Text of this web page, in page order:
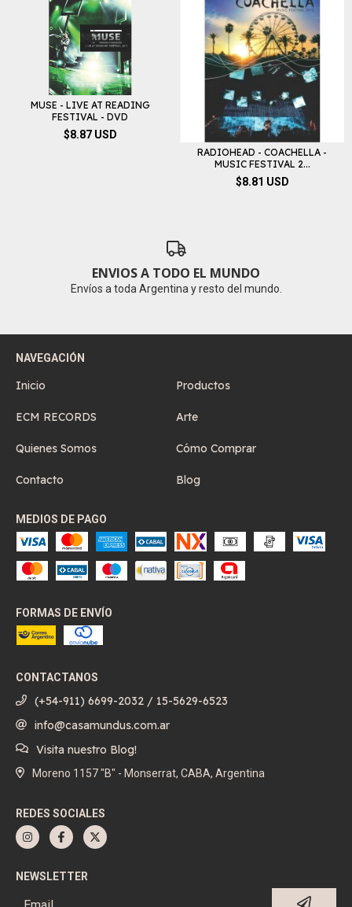
MUSE - LIVE AT READING
FESTIVAL - DVD
$8.87 USD
RADIOHEAD - COACHELLA -
MUSIC FESTIVAL 2...
$8.81 USD
ENVIOS A TODO EL MUNDO
Envíos a toda Argentina y resto del mundo.
NAVEGACIÓN
Inicio Productos
ECM RECORDS Arte
Quienes Somos Cómo Comprar
Contacto Blog
MEDIOS DE PAGO
FORMAS DE ENVÍO
CONTACTANOS
(+54-911) 6699-2032 / 15-5629-6523
info@casamundus.com.ar
Visita nuestro Blog!
Moreno 1157 "B" - Monserrat, CABA, Argentina
REDES SOCIALES
NEWSLETTER